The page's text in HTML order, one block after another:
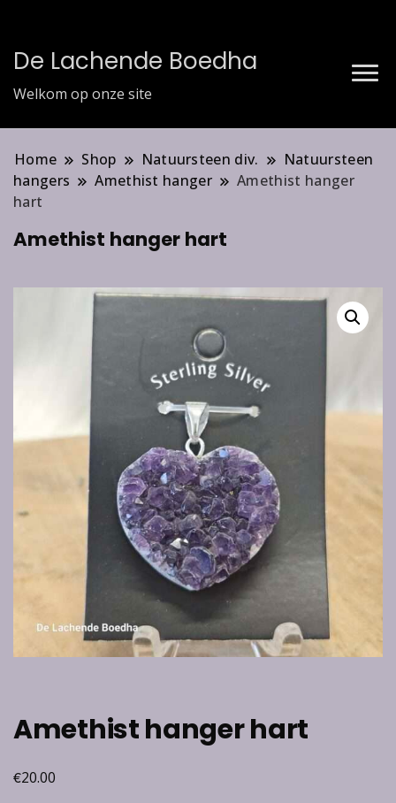
De Lachende Boedha
Welkom op onze site
Home Shop Natuursteen div.
Natuursteen
hangers
Amethist hanger
Amethist hanger
hart
Amethist hanger hart
Amethist hanger hart
€20.00